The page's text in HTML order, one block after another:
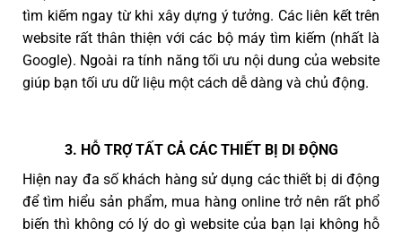
tìm kiếm ngay từ khi xây dựng ý tưởng. Các liên kết trên
website rất thân thiện với các bộ máy tìm kiếm (nhất là
Google). Ngoài ra tính năng tối ưu nội dung của website
giúp bạn tối ưu dữ liệu một cách dễ dàng và chủ động.
3. HỖ TRỢ TẤT CẢ CÁC THIẾT BỊ DI ĐỘNG
Hiện nay đa số khách hàng sử dụng các thiết bị di động
để tìm hiểu sản phẩm, mua hàng online trở nên rất phổ
biến thì không có lý do gì website của bạn lại không hỗ